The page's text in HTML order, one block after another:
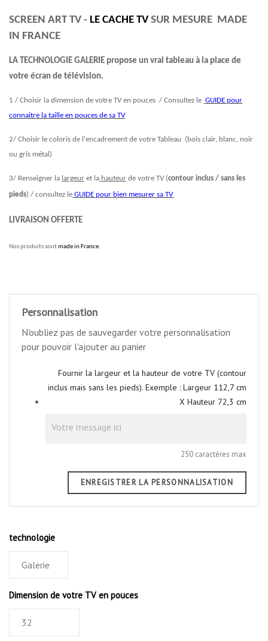
SCREEN ART TV - LE CACHE TV SUR MESURE MADE
IN FRANCE
LA TECHNOLOGIE GALERIE propose un vrai tableau à la place de
votre écran de télévision.
1 / Choisir la dimension de votre TV en pouces / Consultez le GUIDE pour
connaitre la taille en pouces de sa TV
2/ Choisir le coloris de l'encadrement de votre Tableau (bois clair, blanc, noir
ou gris métal)
3/ Renseigner la largeur et la hauteur de votre TV (contour inclus / sans les
pieds) / consultez le GUIDE pour bien mesurer sa TV
LIVRAISON OFFERTE
Nos produits sontmade in France.
Personnalisation
N'oubliez pas de sauvegarder votre personnalisation
pour pouvoir l'ajouter au panier
Fournir la largeur et la hauteur de votre TV (contour
inclus mais sans les pieds). Exemple : Largeur 112,7 cm
X Hauteur 72,3 cm
250 caractères max
ENREGISTRER LA PERSONNALISATION
technologie
Dimension de votre TV en pouces